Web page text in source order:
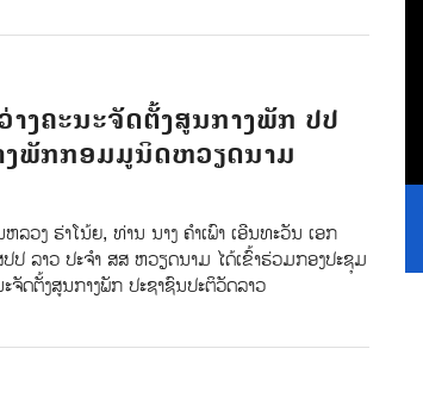
ງຄະນະຈັດຕັ້ງສູນກາງພັກ ປປ
ງພັກກອມມູນິດຫວຽດນາມ
ວງ ຮ່າໂນ້ຍ, ທ່ານ ນາງ ຄຳເພົາ ເອີນທະວັນ ເອກ
ລາວ ປະຈຳ ສສ ຫວຽດນາມ ໄດ້ເຂົ້າຮ່ວມກອງປະຊຸມ
ຈັດຕັ້ງສູນກາງພັກ ປະຊາຊົນປະຕິວັດລາວ